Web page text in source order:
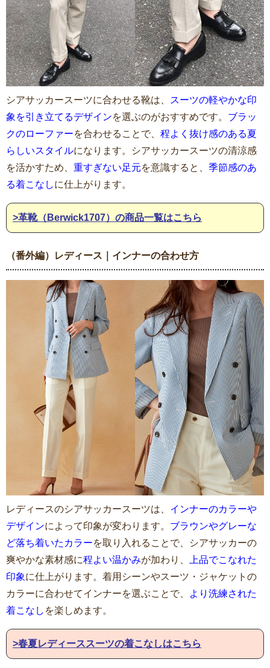
シアサッカースーツに合わせる靴は、
スーツの軽やかな印
象を引き立てるデザインを選ぶのがおすすめです。 ブラッ
クのローファーを合わせることで、 程よく抜け感のある夏
らしいスタイルになります。シアサッカースーツの清涼感
を活かすため、 重すぎない足元を意識すると、 季節感のあ
る着こなしに仕上がります。
>革靴（Berwick1707）の商品一覧はこちら
（番外編）レディース｜インナーの合わせ方
レディースのシアサッカースーツは、 インナーのカラーや
デザインによって印象が変わります。 ブラウンやグレーな
ど落ち着いたカラーを取り入れることで、シアサッカーの
爽やかな素材感に程よい温かみが加わり、
上品でこなれた
印象に仕上がります。着用シーンやスーツ・ジャケットの
カラーに合わせてインナーを選ぶことで、
より洗練された
着こなし を楽しめます。
>春夏レディーススーツの着こなしはこちら